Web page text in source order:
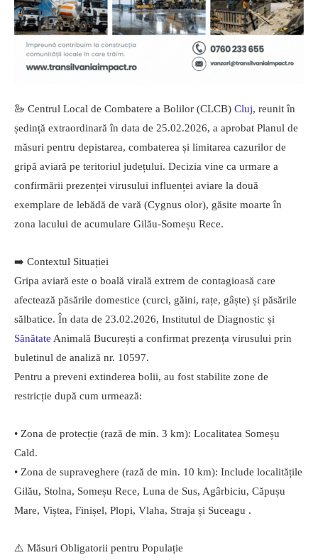
🦢 Centrul Local de Combatere a Bolilor (CLCB) Cluj, reunit în
ședință extraordinară în data de 25.02.2026, a aprobat Planul de
măsuri pentru depistarea, combaterea și limitarea cazurilor de
gripă aviară pe teritoriul județului. Decizia vine ca urmare a
confirmării prezenței virusului influenței aviare la două
exemplare de lebădă de vară (Cygnus olor), găsite moarte în
zona lacului de acumulare Gilău-Someșu Rece.
➡️ Contextul Situației
Gripa aviară este o boală virală extrem de contagioasă care
afectează păsările domestice (curci, găini, rațe, gâște) și păsările
sălbatice. În data de 23.02.2026, Institutul de Diagnostic și
Sănătate Animală București a confirmat prezența virusului prin
buletinul de analiză nr. 10597.
Pentru a preveni extinderea bolii, au fost stabilite zone de
restricție după cum urmează:
• Zona de protecție (rază de min. 3 km): Localitatea Someșu
Cald.
• Zona de supraveghere (rază de min. 10 km): Include localitățile
Gilău, Stolna, Someșu Rece, Luna de Sus, Agârbiciu, Căpușu
Mare, Viștea, Finișel, Plopi, Vlaha, Straja și Suceagu .
⚠️ Măsuri Obligatorii pentru Populație